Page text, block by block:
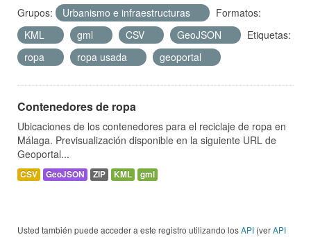
Grupos:
Urbanismo e infraestructuras
Formatos:
KML
gml CSV GeoJSON
Etiquetas:
ropa
ropa usada geoportal
Contenedores de ropa
Ubicaciones de los contenedores para el reciclaje de ropa en
Málaga. Previsualización disponible en la siguiente URL de
Geoportal...
CSV GeoJSON ZIP KML gml
Usted también puede acceder a este registro utilizando losAPI (verAPI